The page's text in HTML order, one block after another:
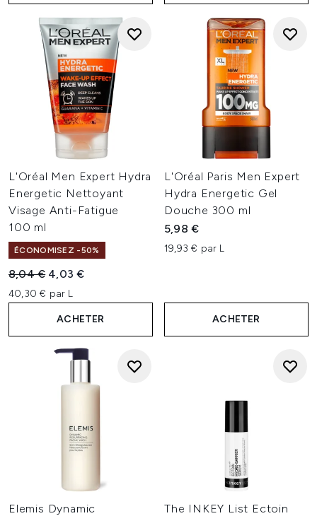
L'Oréal Men Expert Hydra
Energetic Nettoyant
Visage Anti-Fatigue
100 ml
ÉCONOMISEZ -50%
Prix de vente :
8,04 € Prix ​​actuel :
4,03 €
40,30 € par L
ACHETER
L'Oréal Paris Men Expert
Hydra Energetic Gel
Douche 300 ml
5,98 €
19,93 € par L
ACHETER
Elemis Dynamic
The INKEY List Ectoin